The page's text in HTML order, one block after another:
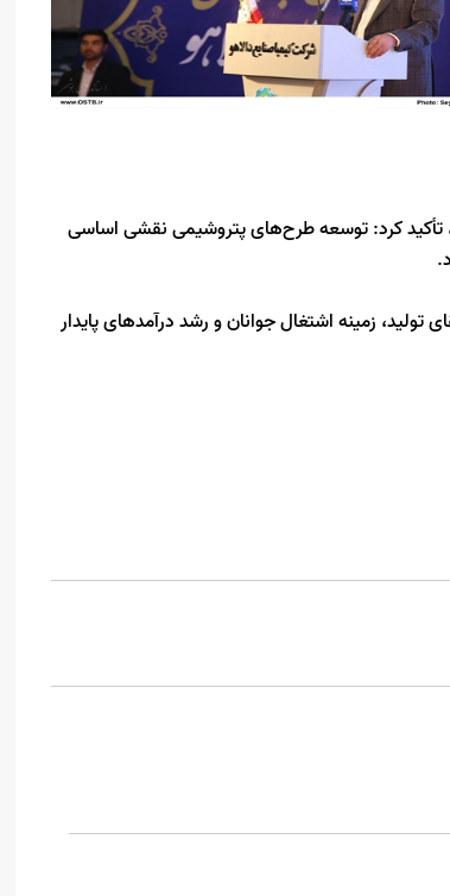
تأکید کرد: توسعه طرح‌های پتروشیمی نقشی اساسی
زمینه اشتغال جوانان و رشد درآمدهای پایدار